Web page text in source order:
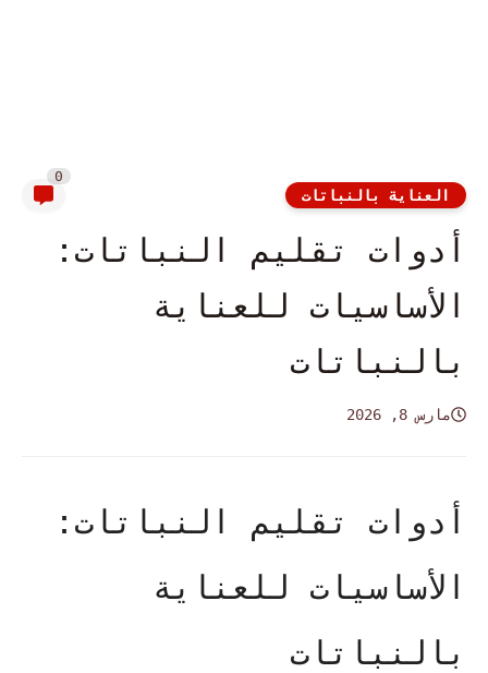
العناية بالنباتات
0
أدوات تقليم النباتات:
الأساسيات للعناية
بالنباتات
مارس 8, 2026
أدوات تقليم النباتات:
الأساسيات للعناية
بالنباتات